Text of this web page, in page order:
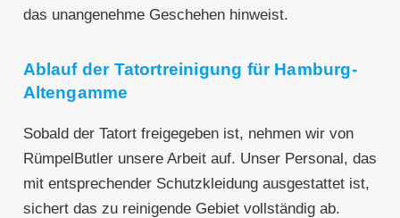
das unangenehme Geschehen hinweist.
Ablauf der Tatortreinigung für Hamburg-
Altengamme
Sobald der Tatort freigegeben ist, nehmen wir von
RümpelButler unsere Arbeit auf. Unser Personal, das
mit entsprechender Schutzkleidung ausgestattet ist,
sichert das zu reinigende Gebiet vollständig ab.